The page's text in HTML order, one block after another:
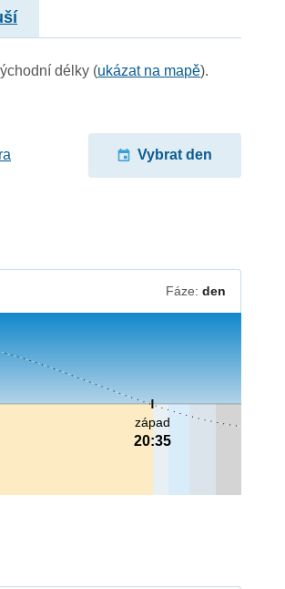
délky (ukázat na mapě).
Vybrat den
Fáze: den
západ
20:35